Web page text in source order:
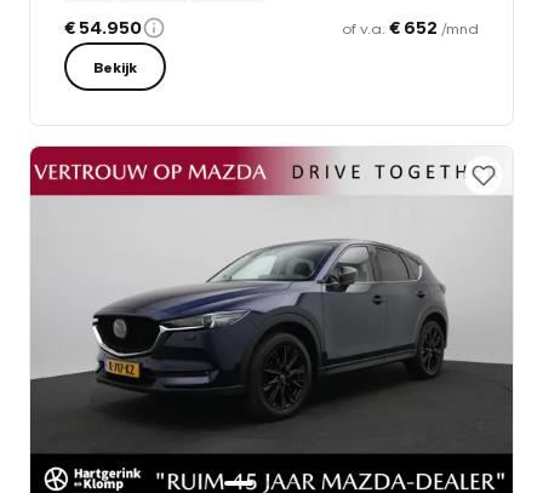
€ 54.950 of v.a. € 652 /mnd
Bekijk